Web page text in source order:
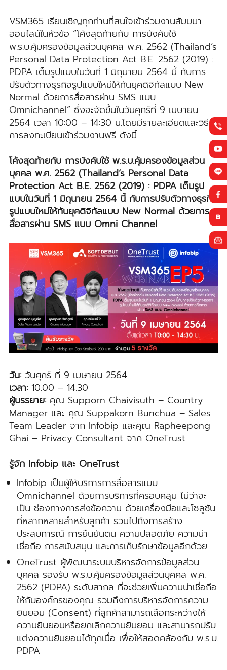
VSM365 เรียนเชิญทุกท่านที่สนใจเข้าร่วมงานสัมมนา
ออนไลน์ในหัวข้อ “โค้งสุดท้ายกับ การบังคับใช้
พ.ร.บ.คุ้มครองข้อมูลส่วนบุคคล พ.ศ. 2562 (Thailand’s
Personal Data Protection Act B.E. 2562 (2019) :
PDPA เต็มรูปแบบในวันที่ 1 มิถุนายน 2564 นี้ กับการ
ปรับตัวทางธุรกิจรูปแบบใหม่ให้ทันยุคดิจิทัลแบบ New
Normal ด้วยการสื่อสารผ่าน SMS แบบ
Omnichannel” ซึ่งจะจัดขึ้นในวันศุกร์ที่ 9 เมษายน
2564 เวลา 10:00 – 14:30 น.โดยมีรายละเอียดและวิธี
การลงทะเบียนเข้าร่วมงานฟรี ดังนี้
โค้งสุดท้ายกับ การบังคับใช้ พ.ร.บ.คุ้มครองข้อมูลส่วน
บุคคล พ.ศ. 2562 (Thailand’s Personal Data
Protection Act B.E. 2562 (2019) : PDPA เต็มรูป
แบบในวันที่ 1 มิถุนายน 2564 นี้ กับการปรับตัวทางธุรกิจ
รูปแบบใหม่ให้ทันยุคดิจิทัลแบบ New Normal ด้วยการ
สื่อสารผ่าน SMS แบบ Omni Channel
วัน:วันศุกร์ ที่ 9 เมษายน 2564
เวลา:10.00 – 14.30
ผู้บรรยาย:คุณ Supporn Chaivisuth – Country
Manager และ คุณ Suppakorn Bunchua – Sales
Team Leader จาก Infobip และคุณ Rapheepong
Ghai – Privacy Consultant จาก OneTrust
รู้จัก Infobip และ OneTrust
Infobip เป็นผู้ให้บริการการสื่อสารแบบ
Omnichannel ด้วยการบริการที่ครอบคลุม ไม่ว่าจะ
เป็น ช่องทางการส่งข้อความ ด้วยเครื่องมือและโซลูชัน
ที่หลากหลายสำหรับลูกค้า รวมไปถึงการสร้าง
ประสบการณ์ การยืนยันตน ความปลอดภัย ความน่า
เชื่อถือ การสนับสนุน และการเก็บรักษาข้อมูลอีกด้วย
OneTrust ผู้พัฒนาระบบบริหารจัดการข้อมูลส่วน
บุคคล รองรับ พ.ร.บ.คุ้มครองข้อมูลส่วนบุคคล พ.ศ.
2562 (PDPA) ระดับสากล ที่จะช่วยเพิ่มความน่าเชื่อถือ
ให้กับองค์กรของคุณ รวมถึงการบริหารจัดการความ
ยินยอม (Consent) ที่ลูกค้าสามารถเลือกระหว่างให้
ความยินยอมหรือยกเลิกความยินยอม และสามารถปรับ
แต่งความยินยอมได้ทุกเมื่อ เพื่อให้สอดคล้องกับ พ.ร.บ.
PDPA